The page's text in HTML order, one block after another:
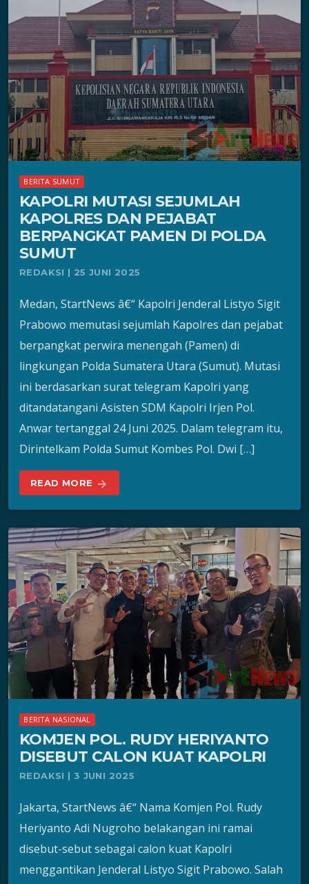
BERITA SUMUT
KAPOLRI MUTASI SEJUMLAH
KAPOLRES DAN PEJABAT
BERPANGKAT PAMEN DI POLDA
SUMUT
REDAKSI | 25 JUNI 2025
Medan, StartNews â€“ Kapolri Jenderal Listyo Sigit
Prabowo memutasi sejumlah Kapolres dan pejabat
berpangkat perwira menengah (Pamen) di
lingkungan Polda Sumatera Utara (Sumut). Mutasi
ini berdasarkan surat telegram Kapolri yang
ditandatangani Asisten SDM Kapolri Irjen Pol.
Anwar tertanggal 24 Juni 2025. Dalam telegram itu,
Dirintelkam Polda Sumut Kombes Pol. Dwi […]
READ MORE arrow_forward
BERITA NASIONAL
KOMJEN POL. RUDY HERIYANTO
DISEBUT CALON KUAT KAPOLRI
REDAKSI | 3 JUNI 2025
Jakarta, StartNews â€“ Nama Komjen Pol. Rudy
Heriyanto Adi Nugroho belakangan ini ramai
disebut-sebut sebagai calon kuat Kapolri
menggantikan Jenderal Listyo Sigit Prabowo. Salah